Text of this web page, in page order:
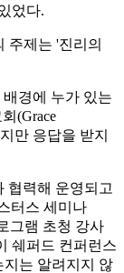
었다.
주제는 '진리의
경에 누가 있는
(Grace
만 응답을 받지
협력해 운영되고
터스 세미나
그램 초청 강사
쉐퍼드 컨퍼런스
는 알려지지 않